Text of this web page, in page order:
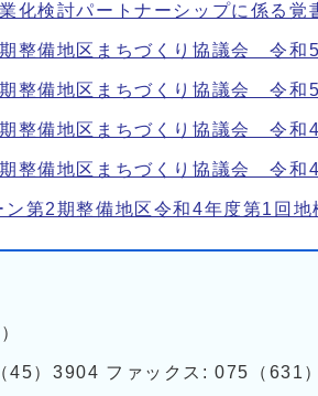
化検討パートナーシップに係る覚
整備地区まちづくり協議会 令和
整備地区まちづくり協議会 令和
整備地区まちづくり協議会 令和
整備地区まちづくり協議会 令和
第2期整備地区令和4年度第1回地
）3904 ファックス: 075（631